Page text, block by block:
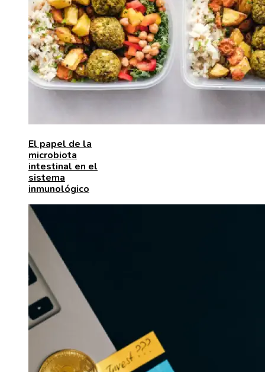
El papel de la
microbiota
intestinal en el
sistema
inmunológico